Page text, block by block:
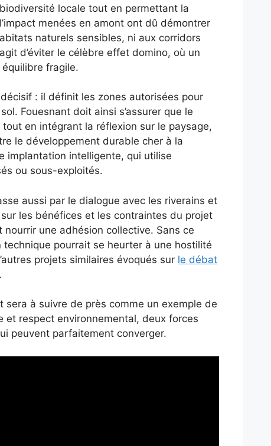
locale tout en permettant la
menées en amont ont dû démontrer
naturels sensibles, ni aux corridors
d’éviter le célèbre effet domino, où un
fragile.
: il définit les zones autorisées pour
Fouesnant doit ainsi s’assurer que le
en intégrant la réflexion sur le paysage,
le développement durable cher à la
implantation intelligente, qui utilise
ou sous-exploités.
aussi par le dialogue avec les riverains et
les bénéfices et les contraintes du projet
une adhésion collective. Sans ce
pourrait se heurter à une hostilité
projets similaires évoqués sur le débat
à suivre de près comme un exemple de
et respect environnemental, deux forces
peuvent parfaitement converger.